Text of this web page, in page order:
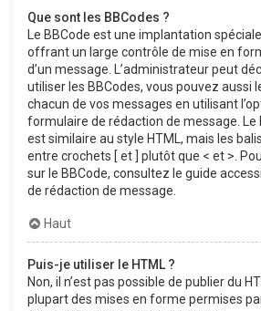
Que sont les BBCodes ?
Le BBCode est une implantation
offrant un large contrôle de mise en
d’un message. L’administrateur peut
utiliser les BBCodes, vous pouvez aussi
chacun de vos messages en utilisant
formulaire de rédaction de message. Le
est similaire au style HTML, mais les
entre crochets [ et ] plutôt que < et >.
sur le BBCode, consultez le guide
de rédaction de message.
Haut
Puis-je utiliser le HTML ?
Non, il n’est pas possible de publier du
plupart des mises en forme permises